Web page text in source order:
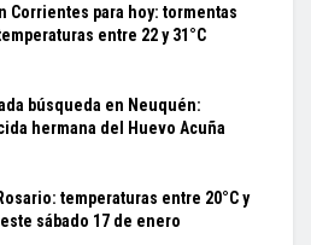
Corrientes para hoy: tormentas
entre 22 y 31°C
búsqueda en Neuquén:
hermana del Huevo Acuña
temperaturas entre 20°C y
este sábado 17 de enero